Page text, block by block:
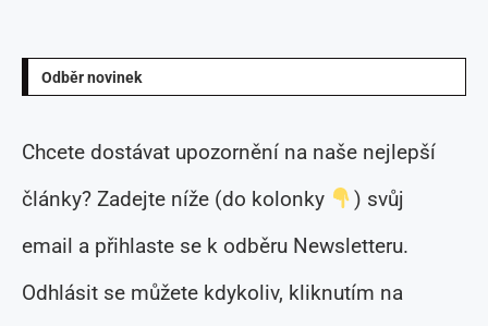
Odběr novinek
Chcete dostávat upozornění na naše nejlepší
články? Zadejte níže (do kolonky
) svůj
email a přihlaste se k odběru Newsletteru.
Odhlásit se můžete kdykoliv, kliknutím na